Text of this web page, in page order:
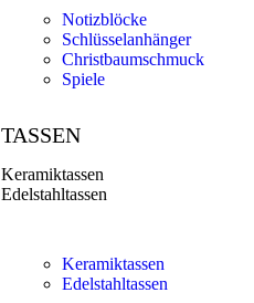
Notizblöcke
Schlüsselanhänger
Christbaumschmuck
Spiele
TASSEN
Keramiktassen
Edelstahltassen
Keramiktassen
Edelstahltassen